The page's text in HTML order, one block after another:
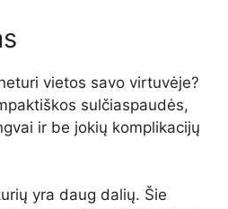
vietos savo virtuvėje?
sulčiaspaudės,
ir be jokių komplikacijų
yra daug dalių. Šie